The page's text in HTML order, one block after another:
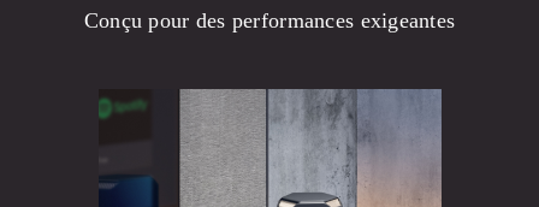
Conçu pour des performances exigeantes